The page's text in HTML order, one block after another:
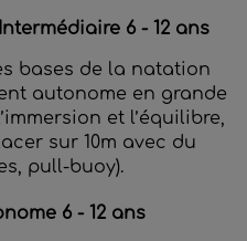
6 - 12 ans
bases de la natation
autonome en grande
et l’équilibre,
sur 10m avec du
pull-buoy).
6 - 12 ans